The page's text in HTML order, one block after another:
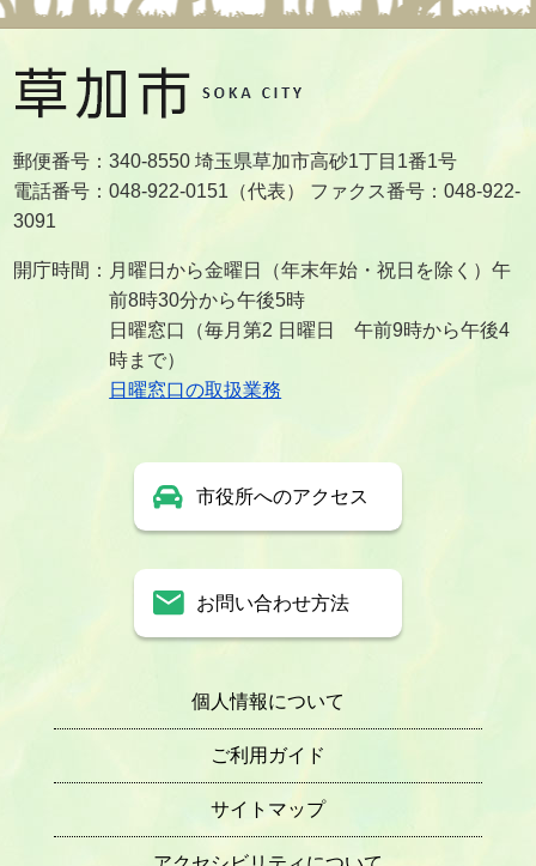
郵便番号：340-8550 埼玉県草加市高砂1丁目1番1号
電話番号：048-922-0151（代表） ファクス番号：048-922-
3091
開庁時間：月曜日から金曜日（年末年始・祝日を除く）午
前8時30分から午後5時
日曜窓口（毎月第2 日曜日 午前9時から午後4
時まで）
日曜窓口の取扱業務
市役所へのアクセス
お問い合わせ方法
個人情報について
ご利用ガイド
サイトマップ